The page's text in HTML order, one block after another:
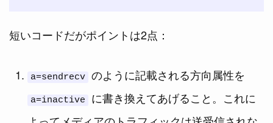
短いコードだがポイントは2点：
a=sendrecv のように記載される方向属性を
a=inactive
に書き換えてあげること。これに